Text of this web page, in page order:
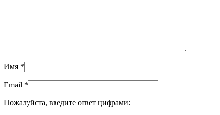
Имя *
Email *
Пожалуйста, введите ответ цифрами: